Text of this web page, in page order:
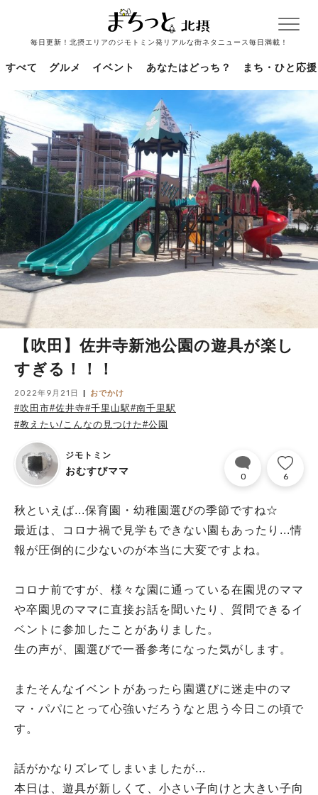
毎日更新！北摂エリアのジモトミン発リアルな街ネタニュース毎日満載！
すべて グルメ イベント あなたはどっち？ まち・ひと応援
【吹田】佐井寺新池公園の遊具が楽し
すぎる！！！
2022年9月21日 おでかけ
#吹田市#佐井寺#千里山駅#南千里駅
#教えたい/こんなの見つけた#公園
ジモトミン
おむすびママ 0 6
秋といえば...保育園・幼稚園選びの季節ですね☆
最近は、コロナ禍で見学もできない園もあったり...情
報が圧倒的に少ないのが本当に大変ですよね。
コロナ前ですが、様々な園に通っている在園児のママ
や卒園児のママに直接お話を聞いたり、質問できるイ
ベントに参加したことがありました。
生の声が、園選びで一番参考になった気がします。
またそんなイベントがあったら園選びに迷走中のマ
マ・パパにとって心強いだろうなと思う今日この頃で
す。
話がかなりズレてしまいましたが...
本日は、遊具が新しくて、小さい子向けと大きい子向